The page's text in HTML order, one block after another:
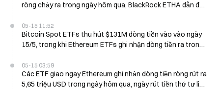
ròng chảy ra trong ngày hôm qua, BlackRock ETHA dẫn đầu
05-15 11:52
Bitcoin Spot ETFs thu hút $131M dòng tiền vào vào ngày
15/5, trong khi Ethereum ETFs ghi nhận dòng tiền ra trong
05-15 03:59
Các ETF giao ngay Ethereum ghi nhận dòng tiền ròng rút ra
5,65 triệu USD trong ngày hôm qua, ngày rút tiền thứ tư liên